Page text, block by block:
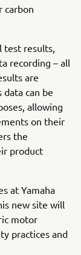
carbon
test results,
recording – all
are
can be
allowing
on their
the
product
at Yamaha
new site will
motor
practices and